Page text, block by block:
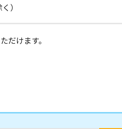
）
だけます。